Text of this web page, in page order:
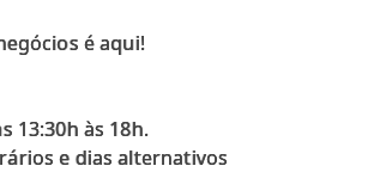
é aqui!
13:30h às 18h.
e dias alternativos